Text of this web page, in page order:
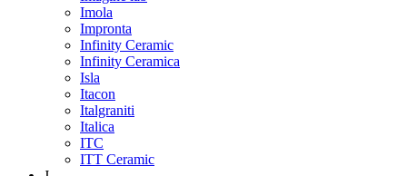
Imola
Impronta
Infinity Ceramic
Infinity Ceramica
Isla
Itacon
Italgraniti
Italica
ITC
ITT Ceramic